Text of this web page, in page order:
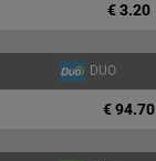
€ 3.20
DUO
€ 94.70